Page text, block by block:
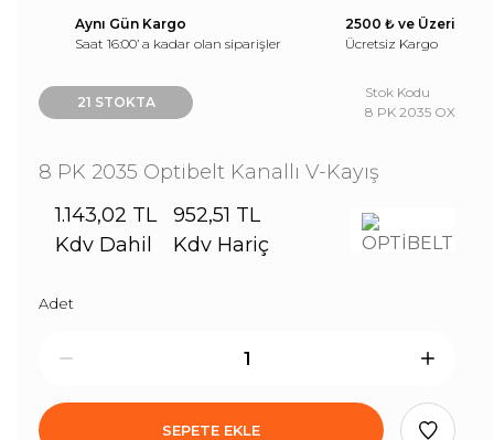
Aynı Gün Kargo
Saat 16:00’ a kadar olan siparişler
2500 ₺ ve Üzeri
Ücretsiz Kargo
21 STOKTA
Stok Kodu
8 PK 2035 OX
8 PK 2035 Optibelt Kanallı V-Kayış
1.143,02 TL
Kdv Dahil
952,51 TL
Kdv Hariç
Adet
SEPETE EKLE